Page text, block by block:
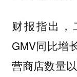
财报指出
GMV同比增
营商店数量